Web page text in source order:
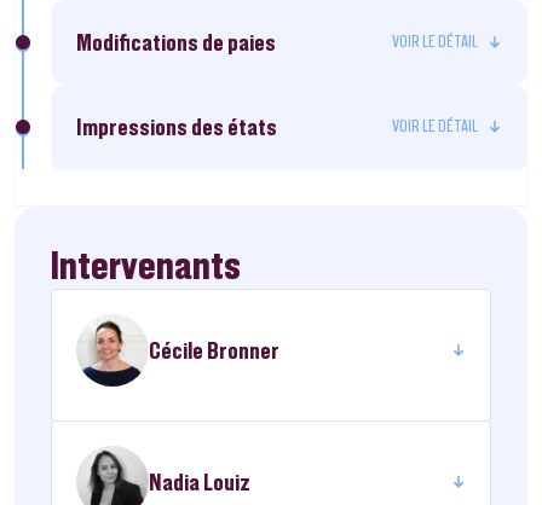
Modifications de paies
Impressions des états
Intervenants
Cécile Bronner
Nadia Louiz